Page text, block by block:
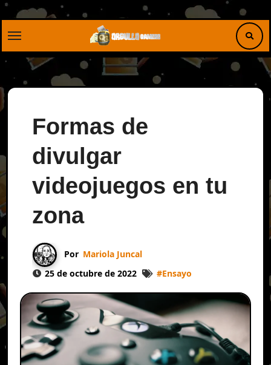
Saltar
Formas de
divulgar
videojuegos en tu
zona
Por Mariola Juncal
25 de octubre de 2022
#Ensayo